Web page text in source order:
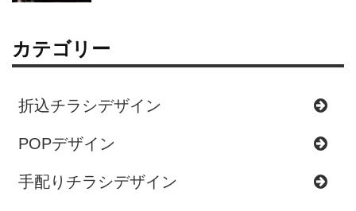
カテゴリー
折込チラシデザイン
POPデザイン
手配りチラシデザイン